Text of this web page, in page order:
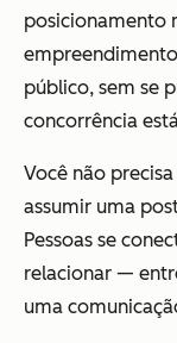
posicionamento
público, sem se
concorrência
Você não
assumir uma
Pessoas se
relacionar —
uma